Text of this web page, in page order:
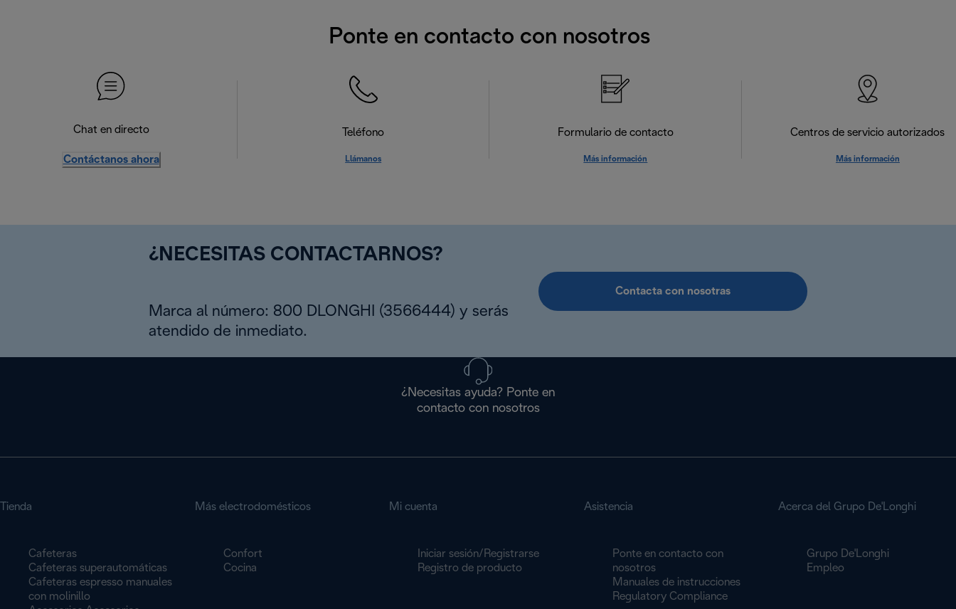
Ponte en contacto con nosotros
Chat en directo
Contáctanos ahora
Teléfono
Llámanos
Formulario de contacto
Más información
Centros de servicio autorizados
Más información
¿NECESITAS CONTACTARNOS?
Marca al número: 800 DLONGHI (3566444) y serás
atendido de inmediato.
Contacta con nosotras
¿Necesitas ayuda? Ponte en
contacto con nosotros
Tienda
Cafeteras
Cafeteras superautomáticas
Cafeteras espresso manuales
con molinillo
Más electrodomésticos
Confort
Cocina
Mi cuenta
Iniciar sesión/Registrarse
Registro de producto
Asistencia
Ponte en contacto con
nosotros
Manuales de instrucciones
Regulatory Compliance
Acerca del Grupo De'Longhi
Grupo De'Longhi
Empleo